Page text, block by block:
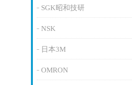
SGK昭和技研
NSK
日本3M
OMRON